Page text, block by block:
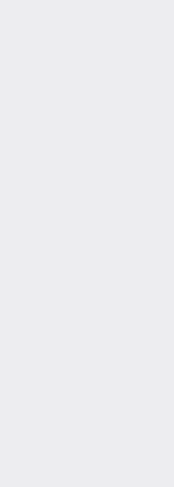
、
很
逐
料
，
》
替
，
辭